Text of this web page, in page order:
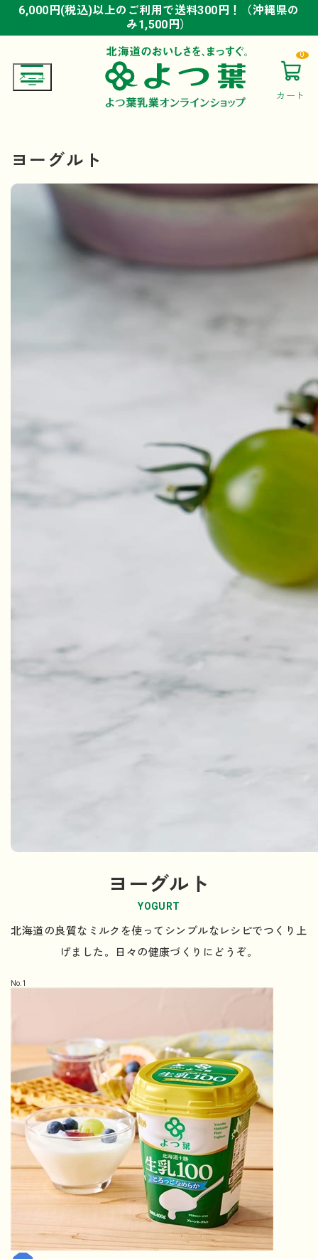
6,000円(税込)以上のご利用で送料300円！（沖縄県の
み1,500円）
6,000円(税込)以上のご利用で送料300円！（沖縄県の
み1,500円）
6,000円(税込)以上のご利用で送料300円！（沖縄県の
み1,500円）
カート
0
ヨーグルト
ヨーグルト
YOGURT
北海道の良質なミルクを使ってシンプルなレシピでつくり上
げました。日々の健康づくりにどうぞ。
No. 1